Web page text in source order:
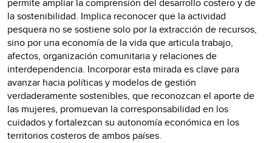
la sostenibilidad. Implica reconocer que la actividad
pesquera no se sostiene solo por la extracción de recursos,
sino por una economía de la vida que articula trabajo,
afectos, organización comunitaria y relaciones de
interdependencia. Incorporar esta mirada es clave para
avanzar hacia políticas y modelos de gestión
verdaderamente sostenibles, que reconozcan el aporte de
las mujeres, promuevan la corresponsabilidad en los
cuidados y fortalezcan su autonomía económica en los
territorios costeros de ambos países.